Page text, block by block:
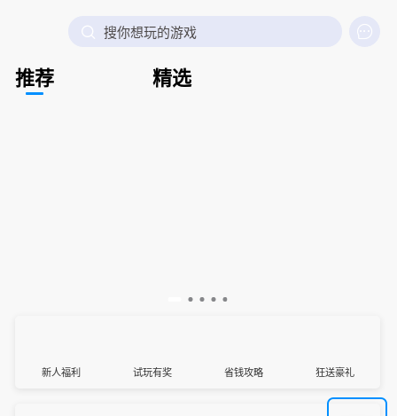
 搜你想玩的游戏
推荐 精选
新人福利 试玩有奖 省钱攻略 狂送豪礼